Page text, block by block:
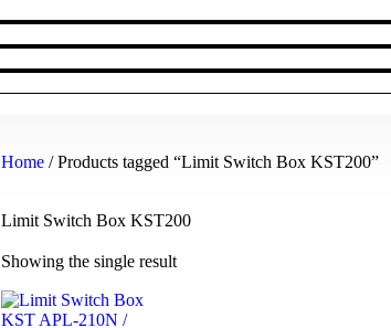
Home/ Products tagged “Limit Switch Box KST200”
Limit Switch Box KST200
Showing the single result